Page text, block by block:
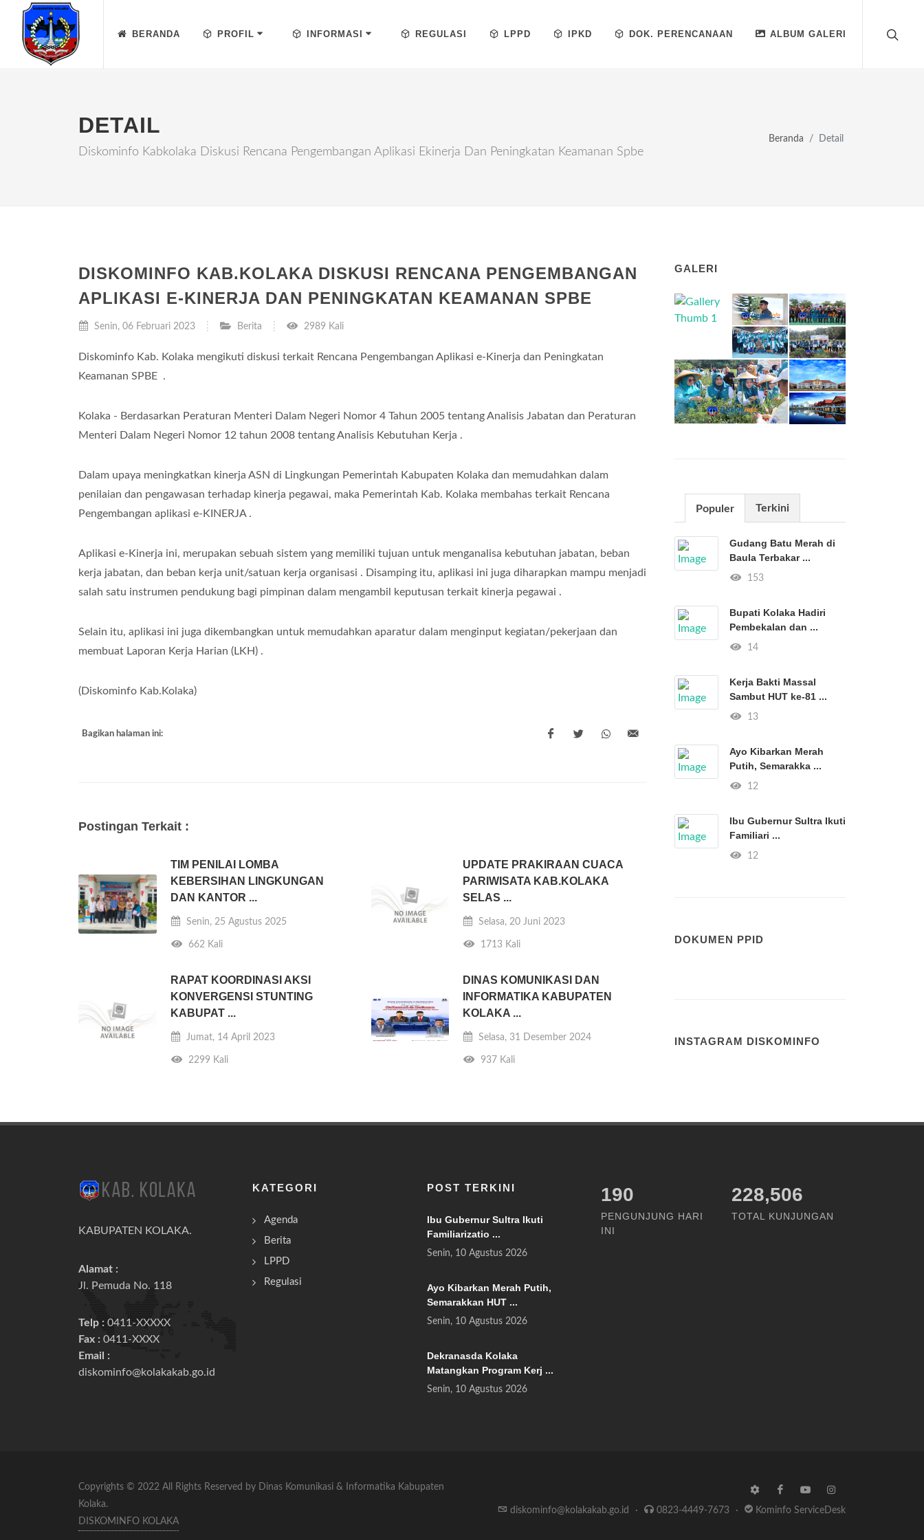
BERANDA PROFIL INFORMASI REGULASI LPPD IPKD DOK. PERENCANAAN ALBUM GALERI
DETAIL
Diskominfo Kabkolaka Diskusi Rencana Pengembangan Aplikasi Ekinerja Dan Peningkatan Keamanan Spbe
Beranda Detail
DISKOMINFO KAB.KOLAKA DISKUSI RENCANA PENGEMBANGAN
APLIKASI E-KINERJA DAN PENINGKATAN KEAMANAN SPBE
Senin, 06 Februari 2023 Berita 2989 Kali
Diskominfo Kab. Kolaka mengikuti diskusi terkait Rencana Pengembangan Aplikasi e-Kinerja dan Peningkatan
Keamanan SPBE .
Kolaka - Berdasarkan Peraturan Menteri Dalam Negeri Nomor 4 Tahun 2005 tentang Analisis Jabatan dan Peraturan
Menteri Dalam Negeri Nomor 12 tahun 2008 tentang Analisis Kebutuhan Kerja .
Dalam upaya meningkatkan kinerja ASN di Lingkungan Pemerintah Kabupaten Kolaka dan memudahkan dalam
penilaian dan pengawasan terhadap kinerja pegawai, maka Pemerintah Kab. Kolaka membahas terkait Rencana
Pengembangan aplikasi e-KINERJA .
Aplikasi e-Kinerja ini, merupakan sebuah sistem yang memiliki tujuan untuk menganalisa kebutuhan jabatan, beban
kerja jabatan, dan beban kerja unit/satuan kerja organisasi . Disamping itu, aplikasi ini juga diharapkan mampu menjadi
salah satu instrumen pendukung bagi pimpinan dalam mengambil keputusan terkait kinerja pegawai .
Selain itu, aplikasi ini juga dikembangkan untuk memudahkan aparatur dalam menginput kegiatan/pekerjaan dan
membuat Laporan Kerja Harian (LKH) .
(Diskominfo Kab.Kolaka)
Bagikan halaman ini:
Postingan Terkait :
TIM PENILAI LOMBA
KEBERSIHAN LINGKUNGAN
DAN KANTOR ...
Senin, 25 Agustus 2025
662 Kali
UPDATE PRAKIRAAN CUACA
PARIWISATA KAB.KOLAKA
SELAS ...
Selasa, 20 Juni 2023
1713 Kali
RAPAT KOORDINASI AKSI
KONVERGENSI STUNTING
KABUPAT ...
Jumat, 14 April 2023
2299 Kali
DINAS KOMUNIKASI DAN
INFORMATIKA KABUPATEN
KOLAKA ...
Selasa, 31 Desember 2024
937 Kali
GALERI
Populer Terkini
Gudang Batu Merah di
Baula Terbakar ...
153
Bupati Kolaka Hadiri
Pembekalan dan ...
14
Kerja Bakti Massal
Sambut HUT ke-81 ...
13
Ayo Kibarkan Merah
Putih, Semarakka ...
12
Ibu Gubernur Sultra Ikuti
Familiari ...
12
DOKUMEN PPID
INSTAGRAM DISKOMINFO
KABUPATEN KOLAKA.
Alamat :
Jl. Pemuda No. 118
Telp : 0411-XXXXX
Fax : 0411-XXXX
Email :
diskominfo@kolakakab.go.id
KATEGORI
Agenda
Berita
LPPD
Regulasi
POST TERKINI
Ibu Gubernur Sultra Ikuti
Familiarizatio ...
Senin, 10 Agustus 2026
Ayo Kibarkan Merah Putih,
Semarakkan HUT ...
Senin, 10 Agustus 2026
Dekranasda Kolaka
Matangkan Program Kerj ...
Senin, 10 Agustus 2026
226
PENGUNJUNG HARI
INI
228,506
TOTAL KUNJUNGAN
Copyrights © 2022 All Rights Reserved by Dinas Komunikasi & Informatika Kabupaten
Kolaka.
DISKOMINFO KOLAKA
diskominfo@kolakakab.go.id · 0823-4449-7673 · Kominfo ServiceDesk